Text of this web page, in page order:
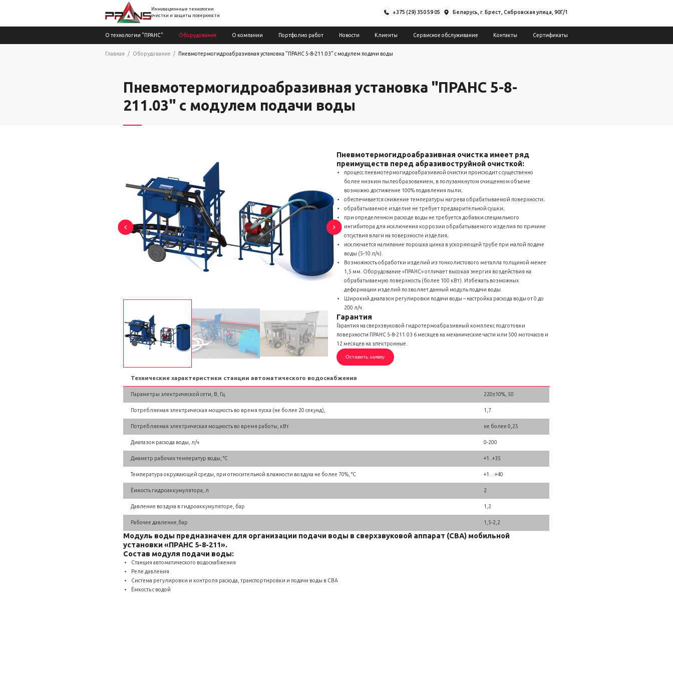
Инновационные технологии
очистки и защиты поверхности
+375 (29) 350 59 05 Беларусь, г. Брест, Сябровская улица, 90Г/1
О технологии "ПРАНС" Оборудование О компании Портфолио работ Новости Клиенты Сервисное обслуживание Контакты Сертификаты
Главная Оборудование Пневмотермогидроабразивная установка "ПРАНС 5-8-211.03" с модулем подачи воды
Пневмотермогидроабразивная установка "ПРАНС 5-8-
211.03" с модулем подачи воды
Пневмотермогидроабразивная очистка имеет ряд
преимуществ перед абразивоструйной очисткой:
процесс пневмотермогидроабразивной очистки происходит с существенно
более низким пылеобразованием, в полузамкнутом очищенном объеме
возможно достижение 100% подавления пыли;
обеспечивается снижение температуры нагрева обрабатываемой поверхности;
обрабатываемое изделие не требует предварительной сушки;
при определенном расходе воды не требуется добавки специального
ингибитора для исключения коррозии обрабатываемого изделия по причине
отсуствия влаги на поверхности изделия;
исключается налипание порошка цинка в ускоряющей трубе при малой подаче
воды (5-10 л/ч).
Возможность обработки изделий из тонколистового металла толщиной менее
1,5 мм. Оборудование «ПРАНС» отличает высокая энергия воздействия на
обрабатываемую поверхность (более 100 кВт). Избежать возможных
деформации изделий позволяет данный модуль подачи воды.
Широкий диапазон регулировки подачи воды – настройка расхода воды от 0 до
200 л/ч.
Гарантия
Гарантия на сверхзвуковой гидротермоабразивный комплекс подготовки
поверхности ПРАНС 5-8-211.03 6 месяцев на механические части или 500 моточасов и
12 месяцев на электронные.
Оставить заявку
Технические характеристики станции автоматического водоснабжения
Параметры электрической сети, В, Гц. 220±10%, 50
Потребляемая электрическая мощность во время пуска (не более 20 секунд), 1,7
Потребляемая электрическая мощность во время работы, кВт не более 0,25
Диапазон расхода воды, л/ч 0-200
Диаметр рабочих температур воды, °С +1..+35
Температура окружающей среды, при относительной влажности воздуха не более 70%, °С +1…+40
Ёмкость гидроаккумулятора, л 2
Давление воздуха в гидроаккумуляторе, бар 1,2
Рабочее давление,бар 1,5-2,2
Модуль воды предназначен для организации подачи воды в сверхзвуковой аппарат (СВА) мобильной
установки «ПРАНС 5-8-211».
Состав модуля подачи воды:
Станция автоматического водоснабжения
Реле давления
Система регулировки и контроля расхода, транспортировки и подачи воды в СВА
Ёмкость с водой